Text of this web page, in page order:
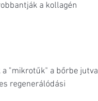
a kollagén
a "mikrotűk" a bőrbe jutva
regenerálódási